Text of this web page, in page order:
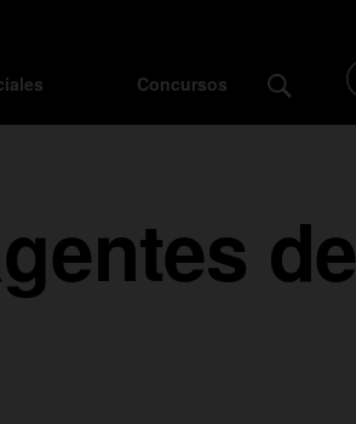
Concursos
de